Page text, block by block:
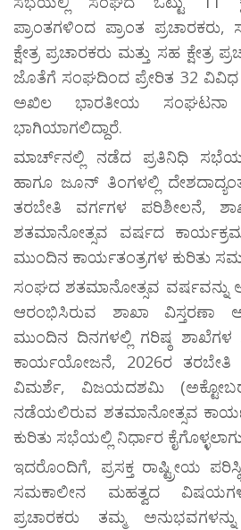
ಪ್ರಾಂತಗಳಿಂದ ಪ್ರಾಂತ ಪ್ರಚಾರಕರು,
ಕ್ಷೇತ್ರ ಪ್ರಚಾರಕರು ಮತ್ತು ಸಹ ಕ್ಷೇತ್ರ
ಜೊತೆಗೆ ಸಂಘದಿಂದ ಪ್ರೇರಿತ 32
ಅಖಿಲ ಭಾರತೀಯ
ಭಾಗಿಯಾಗಲಿದ್ದಾರೆ.
ಮಾರ್ಚ್‌ನಲ್ಲಿ ನಡೆದ ಪ್ರತಿನಿಧಿ
ಹಾಗೂ ಜೂನ್ ತಿಂಗಳಲ್ಲಿ
ತರಬೇತಿ ವರ್ಗಗಳ ಪರಿಶೀಲನೆ,
ಶತಮಾನೋತ್ಸವ ವರ್ಷದ
ಮುಂದಿನ ಕಾರ್ಯತಂತ್ರಗಳ ಕುರಿತು
ಸಂಘದ ಶತಮಾನೋತ್ಸವ ವರ್ಷವನ್ನು
ಆರಂಭಿಸಿರುವ ಶಾಖಾ ವಿಸ್ತರಣಾ
ಮುಂದಿನ ದಿನಗಳಲ್ಲಿ ಗರಿಷ್ಠ ಶಾಖೆಗಳ
ಕಾರ್ಯಯೋಜನೆ, 2026ರ
ವಿಮರ್ಶೆ, ವಿಜಯದಶಮಿ
ನಡೆಯಲಿರುವ ಶತಮಾನೋತ್ಸವ
ಕುರಿತು ಸಭೆಯಲ್ಲಿ ನಿರ್ಧಾರ
ಇದರೊಂದಿಗೆ, ಪ್ರಸಕ್ತ ರಾಷ್ಟ್ರೀಯ
ಸಮಕಾಲೀನ ಮಹತ್ವದ
ಪ್ರಚಾರಕರು ತಮ್ಮ